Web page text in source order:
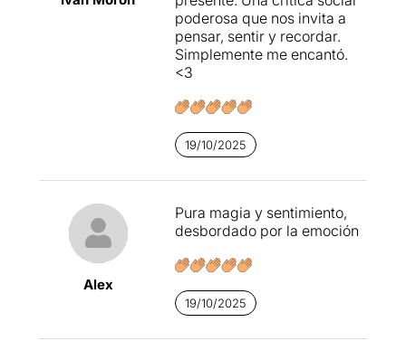
poderosa que nos invita a
pensar, sentir y recordar.
Simplemente me encantó.
<3
19/10/2025
Alex
Pura magia y sentimiento,
desbordado por la emoción
19/10/2025